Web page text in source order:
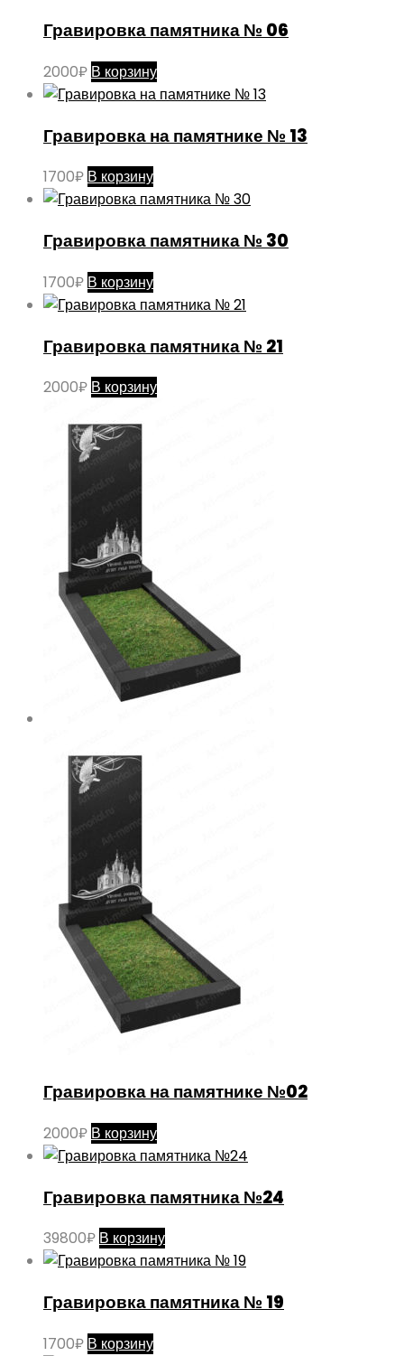
Гравировка памятника № 06
2000₽ В корзину
Гравировка на памятнике № 13
1700₽ В корзину
Гравировка памятника № 30
1700₽ В корзину
Гравировка памятника № 21
2000₽ В корзину
Гравировка на памятнике №02
2000₽ В корзину
Гравировка памятника №24
39800₽ В корзину
Гравировка памятника № 19
1700₽ В корзину